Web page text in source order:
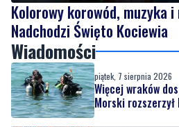
Kolorowy korowód, muzyka
Nadchodzi Święto Kociewia
Wiadomości
piątek, 7 sierpnia 2026
Więcej wraków
Morski